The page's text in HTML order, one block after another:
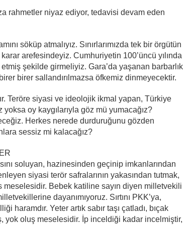
rahmetler niyaz ediyor, tedavisi devam eden
söküp atmalıyız. Sınırlarımızda tek bir örgütün
arefesindeyiz. Cumhuriyetin 100’üncü yılında
şekilde girmeliyiz. Gara’da yaşanan barbarlık
birer sallandırılmazsa öfkemiz dinmeyecektir.
Teröre siyasi ve ideolojik ikmal yapan, Türkiye
oy kaygılarıyla göz mü yumacağız?
Herkes nerede durduruğunu gözden
sessiz mi kalacağız?
soluyan, hazinesinden geçinip imkanlarından
siyasi terör safralarının yakasından tutmak,
Bebek katiline sayın diyen milletvekili
dayanımıyoruz. Sırtını PKK’ya,
haramdır. Yeter artık sabır taşı çatladı, bıçak
yok oluş meselesidir. İp inceldiği kadar incelmiştir,